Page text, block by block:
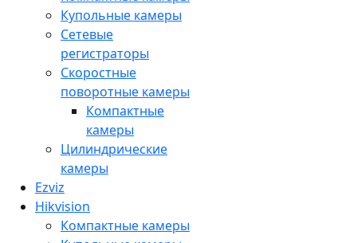
Купольные камеры
Сетевые
регистраторы
Скоростные
поворотные камеры
Компактные
камеры
Цилиндрические
камеры
Ezviz
Hikvision
Компактные камеры